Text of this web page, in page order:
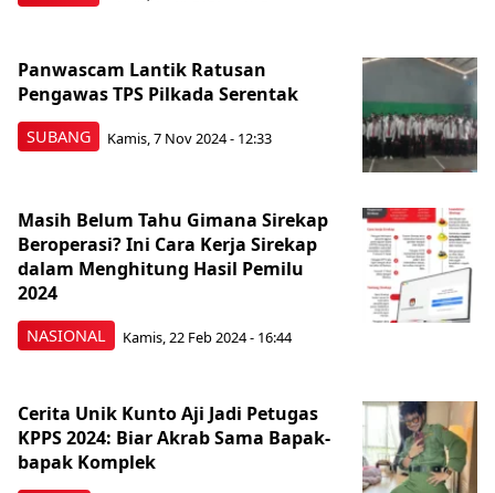
SUBANG
Panwascam Lantik Ratusan
Pengawas TPS Pilkada Serentak
Kamis, 7 Nov 2024 - 12:33
NASIONAL
Masih Belum Tahu Gimana Sirekap
Beroperasi? Ini Cara Kerja Sirekap
dalam Menghitung Hasil Pemilu
2024
Kamis, 22 Feb 2024 - 16:44
Cerita Unik Kunto Aji Jadi Petugas
KPPS 2024: Biar Akrab Sama Bapak-
bapak Komplek